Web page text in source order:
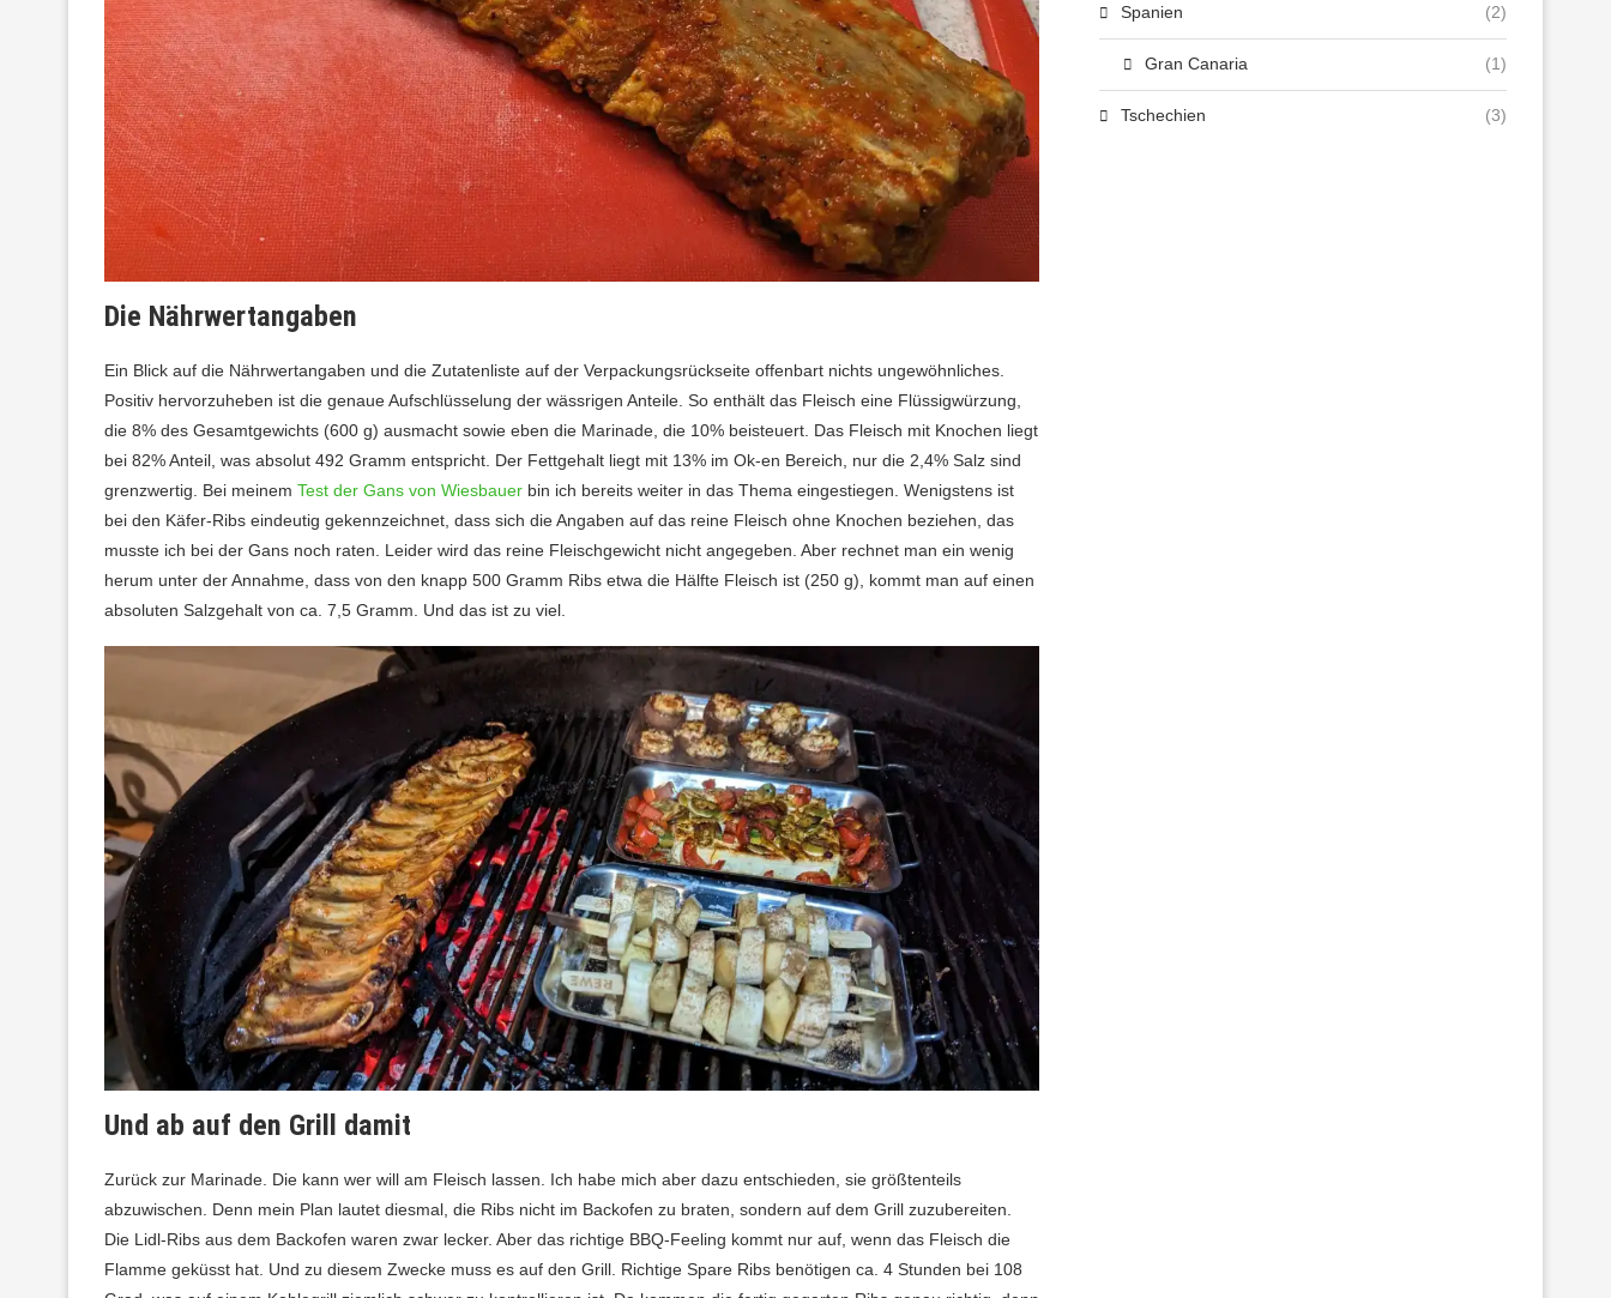
Die Nährwertangaben
Ein Blick auf die Nährwertangaben und die Zutatenliste auf der Verpackungsrückseite offenbart nichts ungewöhnliches.
Positiv hervorzuheben ist die genaue Aufschlüsselung der wässrigen Anteile. So enthält das Fleisch eine Flüssigwürzung,
die 8% des Gesamtgewichts (600 g) ausmacht sowie eben die Marinade, die 10% beisteuert. Das Fleisch mit Knochen liegt
bei 82% Anteil, was absolut 492 Gramm entspricht. Der Fettgehalt liegt mit 13% im Ok-en Bereich, nur die 2,4% Salz sind
grenzwertig. Bei meinem Test der Gans von Wiesbauer bin ich bereits weiter in das Thema eingestiegen. Wenigstens ist
bei den Käfer-Ribs eindeutig gekennzeichnet, dass sich die Angaben auf das reine Fleisch ohne Knochen beziehen, das
musste ich bei der Gans noch raten. Leider wird das reine Fleischgewicht nicht angegeben. Aber rechnet man ein wenig
herum unter der Annahme, dass von den knapp 500 Gramm Ribs etwa die Hälfte Fleisch ist (250 g), kommt man auf einen
absoluten Salzgehalt von ca. 7,5 Gramm. Und das ist zu viel.
Und ab auf den Grill damit
Zurück zur Marinade. Die kann wer will am Fleisch lassen. Ich habe mich aber dazu entschieden, sie größtenteils
abzuwischen. Denn mein Plan lautet diesmal, die Ribs nicht im Backofen zu braten, sondern auf dem Grill zuzubereiten.
Die Lidl-Ribs aus dem Backofen waren zwar lecker. Aber das richtige BBQ-Feeling kommt nur auf, wenn das Fleisch die
Flamme geküsst hat. Und zu diesem Zwecke muss es auf den Grill. Richtige Spare Ribs benötigen ca. 4 Stunden bei 108
Spanien (2)
Gran Canaria (1)
Tschechien (3)